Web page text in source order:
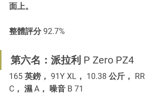
面上。
整體評分 92.7%
第六名：派拉利 P Zero PZ4
165 英鎊， 91Y XL， 10.38 公斤， RR
C， 濕 A， 噪音 B 71